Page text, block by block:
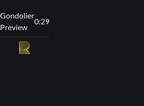
Gondolier
Preview
0:29